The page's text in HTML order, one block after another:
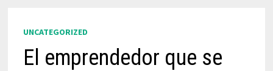
UNCATEGORIZED
El emprendedor que se